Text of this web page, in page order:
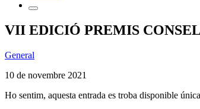
VII EDICIÓ PREMIS
General
10 de novembre 2021
Ho sentim, aquesta entrada es troba disponible